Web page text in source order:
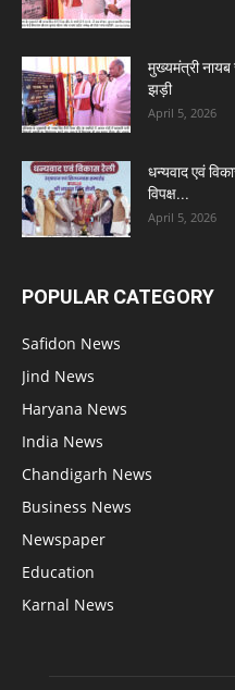
मुख्यमंत्री
झड़ी
April 5, 2026
धन्यवाद एवं
विपक्ष...
April 5, 2026
POPULAR CATEGORY
Safidon News
Jind News
Haryana News
India News
Chandigarh News
Business News
Newspaper
Education
Karnal News